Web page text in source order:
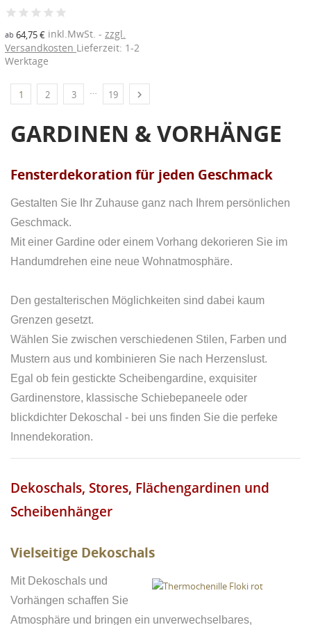
ab 64,75 € inkl.MwSt.
zzgl.
Versandkosten Lieferzeit: 1-2
Werktage
1 2 3 … 19 
GARDINEN & VORHÄNGE
Fensterdekoration für jeden Geschmack
Gestalten Sie Ihr Zuhause ganz nach Ihrem persönlichen
Geschmack.
Mit einer Gardine oder einem Vorhang dekorieren Sie im
Handumdrehen eine neue Wohnatmosphäre.
Den gestalterischen Möglichkeiten sind dabei kaum
Grenzen gesetzt.
Wählen Sie zwischen verschiedenen Stilen, Farben und
Mustern aus und kombinieren Sie nach Herzenslust.
Egal ob fein gestickte Scheibengardine, exquisiter
Gardinenstore, klassische Schiebepaneele oder
blickdichter Dekoschal - bei uns finden Sie die perfeke
Innendekoration.
Dekoschals, Stores, Flächengardinen und
Scheibenhänger
Vielseitige Dekoschals
Mit Dekoschals und
Vorhängen schaffen Sie
Atmosphäre und bringen ein unverwechselbares,